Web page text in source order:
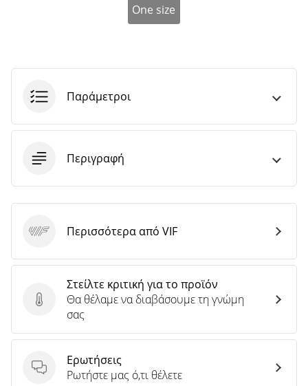
όλων των
One size
Παράμετροι
Περιγραφή
Στείλτε κριτική για το προϊόν
Στείλτε κριτική για το προϊόν
Θα θέλαμε να διαβάσουμε τη γνώμη
σας
Ερωτήσεις
Ερωτήσεις
Ρωτήστε μας ό,τι θέλετε
VIF Περισσότερα από VIF